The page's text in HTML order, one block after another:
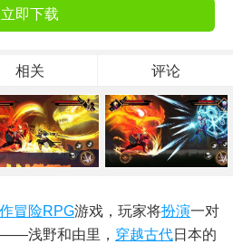
立即下载
相关 评论
冒险RPG游戏，玩家将扮演一对
浅野和由里， 穿越古代日本的